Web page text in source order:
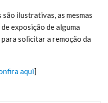
são ilustrativas, as mesmas
exposição de alguma
solicitar a remoção da
aqui]